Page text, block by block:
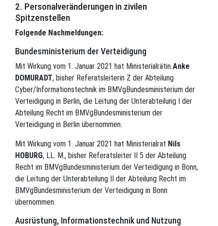
2. Personalveränderungen in zivilen
Spitzenstellen
Folgende Nachmeldungen:
Bundesministerium der Verteidigung
Mit Wirkung vom 1. Januar 2021 hat Ministerialrätin Anke
DOMURADT, bisher Referatsleiterin Z der Abteilung
Cyber/Informationstechnik im BMVgBundesministerium der
Verteidigung in Berlin, die Leitung der Unterabteilung I der
Abteilung Recht im BMVgBundesministerium der
Verteidigung in Berlin übernommen.
Mit Wirkung vom 1. Januar 2021 hat Ministerialrat Nils
HOBURG, LL. M., bisher Referatsleiter II 5 der Abteilung
Recht im BMVgBundesministerium der Verteidigung in Bonn,
die Leitung der Unterabteilung II der Abteilung Recht im
BMVgBundesministerium der Verteidigung in Bonn
übernommen.
Ausrüstung, Informationstechnik und Nutzung